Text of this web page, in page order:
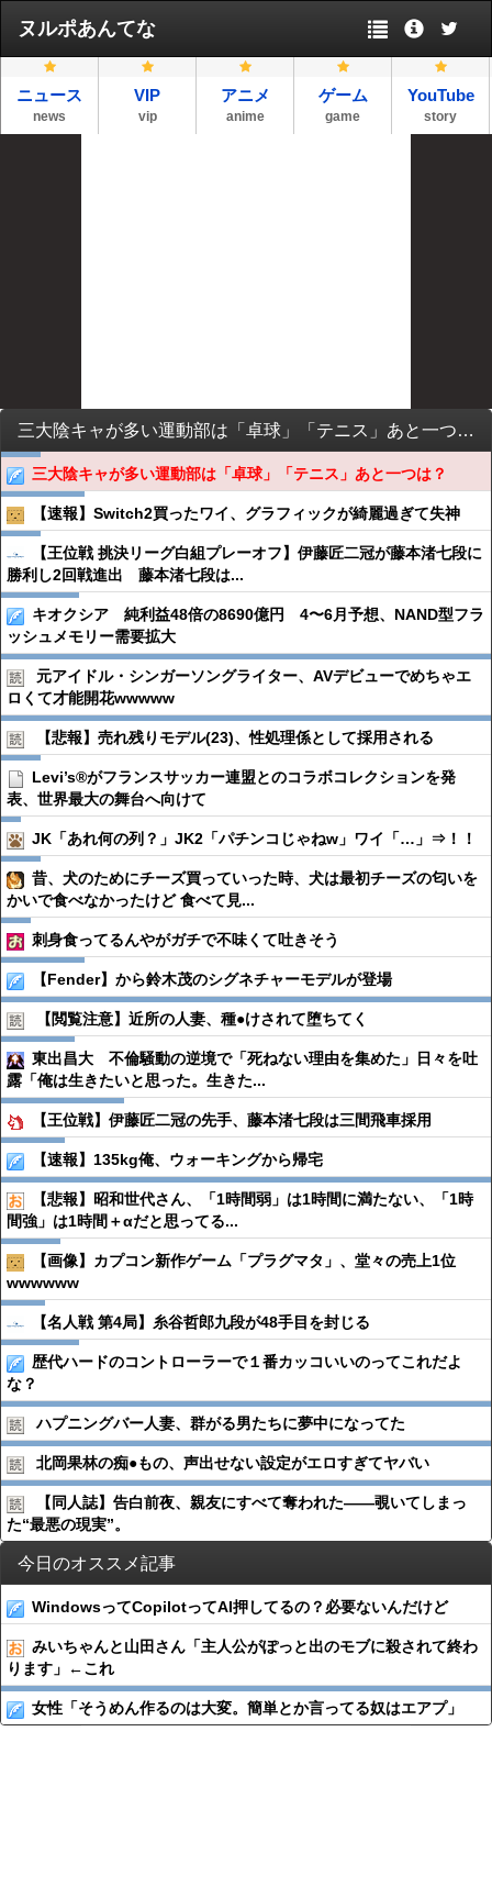
ヌルポあんてな
ニュース
news
VIP
vip
アニメ
anime
ゲーム
game
YouTube
story
三大陰キャが多い運動部は「卓球」「テニス」あと一つは？
三大陰キャが多い運動部は「卓球」「テニス」あと一つは？
【速報】Switch2買ったワイ、グラフィックが綺麗過ぎて失神
【王位戦 挑決リーグ白組プレーオフ】伊藤匠二冠が藤本渚七段に
勝利し2回戦進出 藤本渚七段は...
キオクシア 純利益48倍の8690億円 4〜6月予想、NAND型フラ
ッシュメモリー需要拡大
元アイドル・シンガーソングライター、AVデビューでめちゃエ
ロくて才能開花wwwww
【悲報】売れ残りモデル(23)、性処理係として採用される
Levi’s®がフランスサッカー連盟とのコラボコレクションを発
表、世界最大の舞台へ向けて
JK「あれ何の列？」JK2「パチンコじゃねw」ワイ「…」⇒！！
昔、犬のためにチーズ買っていった時、犬は最初チーズの匂いを
かいで食べなかったけど 食べて見...
刺身食ってるんやがガチで不味くて吐きそう
【Fender】から鈴木茂のシグネチャーモデルが登場
【閲覧注意】近所の人妻、種●︎けされて堕ちてく
東出昌大 不倫騒動の逆境で「死ねない理由を集めた」日々を吐
露「俺は生きたいと思った。生きた...
【王位戦】伊藤匠二冠の先手、藤本渚七段は三間飛車採用
【速報】135kg俺、ウォーキングから帰宅
【悲報】昭和世代さん、「1時間弱」は1時間に満たない、「1時
間強」は1時間＋αだと思ってる...
【画像】カプコン新作ゲーム「プラグマタ」、堂々の売上1位
wwwwww
【名人戦 第4局】糸谷哲郎九段が48手目を封じる
歴代ハードのコントローラーで１番カッコいいのってこれだよ
な？
ハプニングバー人妻、群がる男たちに夢中になってた
北岡果林の痴●︎もの、声出せない設定がエロすぎてヤバい
【同人誌】告白前夜、親友にすべて奪われた――覗いてしまっ
た“最悪の現実”。
今日のオススメ記事
WindowsってCopilotってAI押してるの？必要ないんだけど
みいちゃんと山田さん「主人公がぽっと出のモブに殺されて終わ
ります」←これ
女性「そうめん作るのは大変。簡単とか言ってる奴はエアプ」